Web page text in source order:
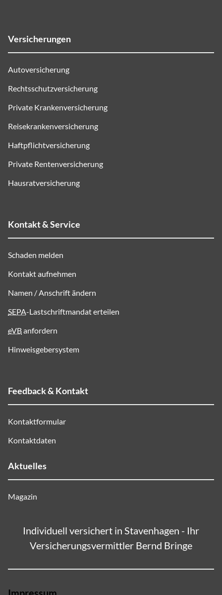
Versicherungen
Autoversicherung
Rechtsschutzversicherung
Private Krankenversicherung
Reisekrankenversicherung
Haftpflichtversicherung
Private Rentenversicherung
Hausratversicherung
Kontakt & Service
Schaden melden
Kontakt aufnehmen
Namen / Anschrift ändern
SEPA-Lastschriftmandat erteilen
eVBanfordern
Hinweisgebersystem
Feedback & Kontakt
Kontaktformular
Kontaktdaten
Aktuelles
Magazin
Individuell versichert in Stavenhagen - Ihr
Versicherungsvermittler Bernd Bringe